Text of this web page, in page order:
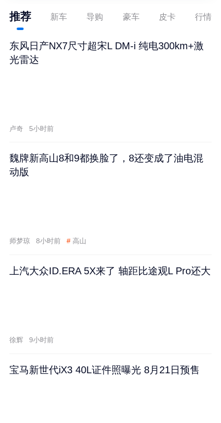
推荐 新车 导购 豪车 皮卡 行情
东风日产NX7尺寸超宋L DM-i 纯电300km+激
光雷达
卢奇 5小时前
魏牌新高山8和9都换脸了，8还变成了油电混
动版
师梦琼 8小时前 # 高山
上汽大众ID.ERA 5X来了 轴距比途观L Pro还大
徐辉 9小时前
宝马新世代iX3 40L证件照曝光 8月21日预售